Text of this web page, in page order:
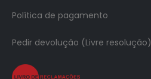
Política de pagamento
Pedir devolução (Livre resolução)